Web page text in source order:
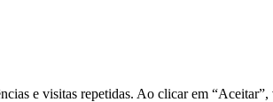
e visitas repetidas. Ao clicar em